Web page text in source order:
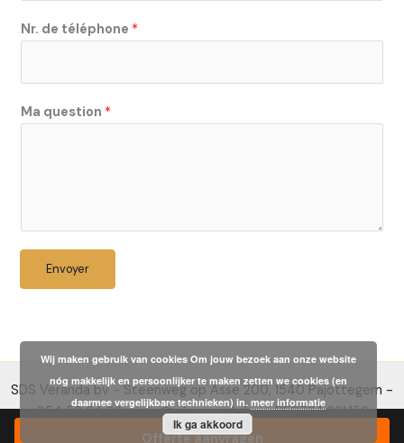
Nr. de téléphone *
Ma question *
Envoyer
SDS Veranda bv - Steenweg op Asse 200, 1540 Pajottegem -
054 56 64 32 - info@sdsveranda.be - BE0724.691.156
Offerte aanvragen
Wij maken gebruik van cookies Om jouw bezoek aan onze website
nóg makkelijk en persoonlijker te maken zetten we cookies (en
daarmee vergelijkbare technieken) in.meer informatie
Ik ga akkoord